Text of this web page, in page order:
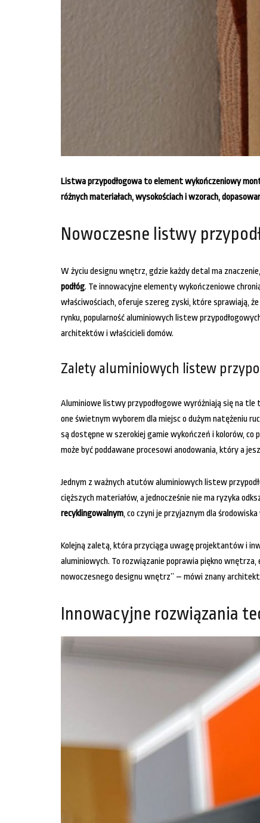
Listwa przypodłogowa to element wykończeniowy
różnych materiałach, wysokościach i wzorach,
Nowoczesne listwy
W życiu designu wnętrz, gdzie każdy detal ma znaczenie,
podłóg. Te innowacyjne elementy wykończeniowe
właściwościach, oferuje szereg zyski, które sprawiają,
rynku, popularność aluminiowych listew
architektów i właścicieli domów.
Zalety aluminiowych listew
Aluminiowe listwy przypodłogowe wyróżniają się na tle
one świetnym wyborem dla miejsc o dużym natężeniu
są dostępne w szerokiej gamie wykończeń i kolorów,
może być poddawane procesowi anodowania, który a
Jednym z ważnych atutów aluminiowych listew
cięższych materiałów, a jednocześnie nie ma ryzyka
recyklingowalnym, co czyni je przyjaznym dla
Kolejną zaletą, która przyciąga uwagę projektantów i
aluminiowych. To rozwiązanie poprawia piękno
nowoczesnego designu wnętrz” – mówi znany
Innowacyjne rozwiązania